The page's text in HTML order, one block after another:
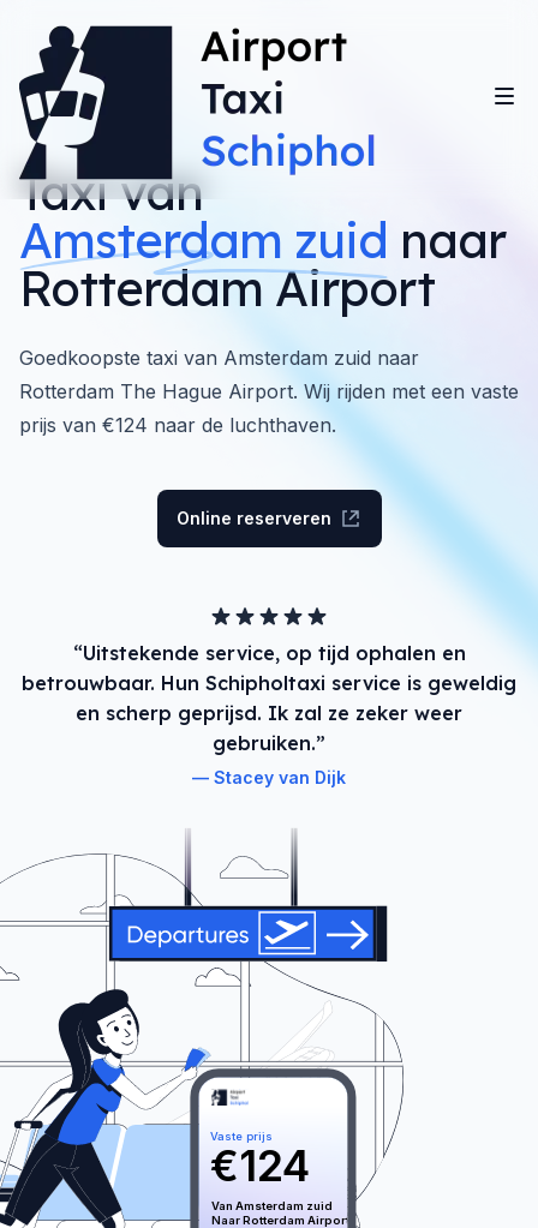
Taxi van
Amsterdam zuid naar
Rotterdam Airport
Goedkoopste taxi van Amsterdam zuid naar
Rotterdam The Hague Airport. Wij rijden met een vaste
prijs van €124 naar de luchthaven.
Online reserveren
“Uitstekende service, op tijd ophalen en
betrouwbaar. Hun Schipholtaxi service is geweldig
en scherp geprijsd. Ik zal ze zeker weer
gebruiken.”
Stacey van Dijk
124
€
Vaste prijs
Van Amsterdam zuid
Naar Rotterdam Airport